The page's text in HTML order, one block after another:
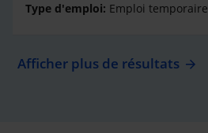
Emploi temporaire
Afficher plus de résultats